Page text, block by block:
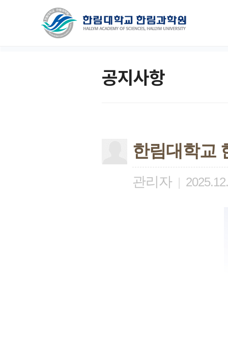
공지사항
한림대학교
관리자 |